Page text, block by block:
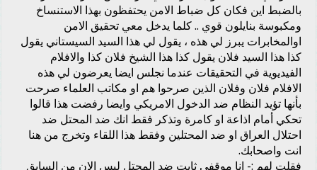
بالضبط اين فكان كل ضباط الامن يحتفظون بهذا الاستنساخ
ومكبوسة بنايلون قوي .. كلما يدخل معي تحقيق الامن
اوالمخابرات يبرز لي هذه ، يقول لي هذا السيد السيستاني يقول
كذا هذا السيد فلان يقول كذا هذا الشيخ فلان كذا والافلام
الفيديوية في التحقيقات عندما نجلس ايضا يعرضون لي هذه
الافلام فلان وفلان الذين صرحوا هم او مكاتب العلماء صرحت
بأنها تؤيد النظام ضد الدخول الامريكي وايضا رفضت هذا قالوا
تحكي أمام اذاعة او كامرة وتذكر فقط انك ضد المحتل ضد
احتلال العراق او ضد المحتلين وفقط هذا اللقاء وتخرج من هنا
انت واصحابك.
فقلت لهم :- انا موقفي ثابت ضد المحتل ليس الان من السابق